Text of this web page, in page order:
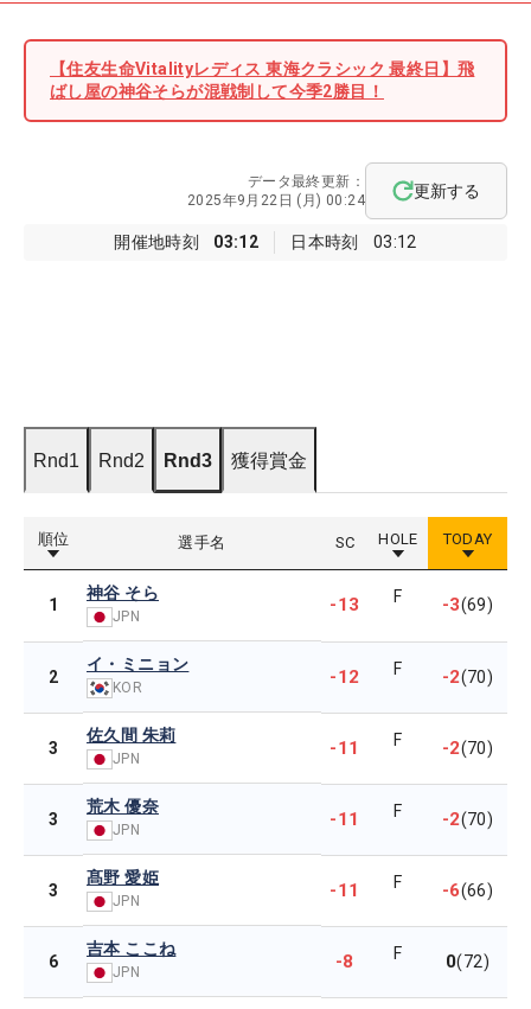
【住友生命Vitalityレディス 東海クラシック 最終日】飛
ばし屋の神谷そらが混戦制して今季2勝目！
開催地時刻 03:12 日本時刻 03:12
データ最終更新：
2025年9月22日 (月) 00:24
更新する
Rnd1 Rnd2 Rnd3 獲得賞金
順位 選手名 SC HOLE TODAY
1
神谷 そら
JPN
-13 F -3(69)
2
イ・ミニョン
KOR -12 F -2(70)
3
佐久間 朱莉
JPN -11 F -2(70)
3
荒木 優奈
JPN -11 F -2(70)
3
髙野 愛姫
JPN -11 F -6(66)
6
吉本 ここね
JPN -8 F 0(72)